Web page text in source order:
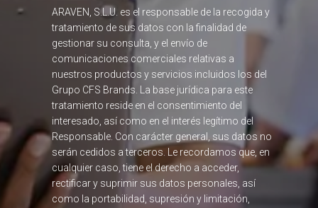
ARAVEN, S.L.U. es el responsable de la recogida y
tratamiento de sus datos con la finalidad de
gestionar su consulta, y el envío de
comunicaciones comerciales relativas a
nuestros productos y servicios incluidos los del
Grupo CFS Brands. La base jurídica para este
tratamiento reside en el consentimiento del
interesado, así como en el interés legítimo del
Responsable. Con carácter general, sus datos no
serán cedidos a terceros. Le recordamos que, en
cualquier caso, tiene el derecho a acceder,
rectificar y suprimir sus datos personales, así
como la portabilidad, supresión y limitación,